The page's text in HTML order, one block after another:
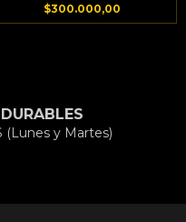
$300.000,00
(Lunes y Martes)